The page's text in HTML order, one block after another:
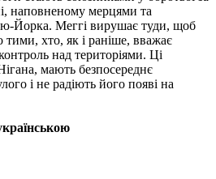
наповненому мерцями та
Йорка. Меггі вирушає туди, щоб
тими, хто, як і раніше, вважає
над територіями. Ці
мають безпосереднє
і не радіють його появі на